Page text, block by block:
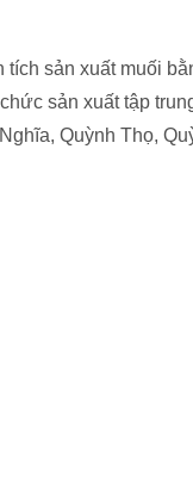
sản xuất muối
sản xuất tập
Quỳnh Thọ,